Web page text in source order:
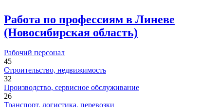
Работа по профессиям в Линеве
(Новосибирская область)
Рабочий персонал
45
Строительство, недвижимость
32
Производство, сервисное обслуживание
26
Транспорт, логистика, перевозки